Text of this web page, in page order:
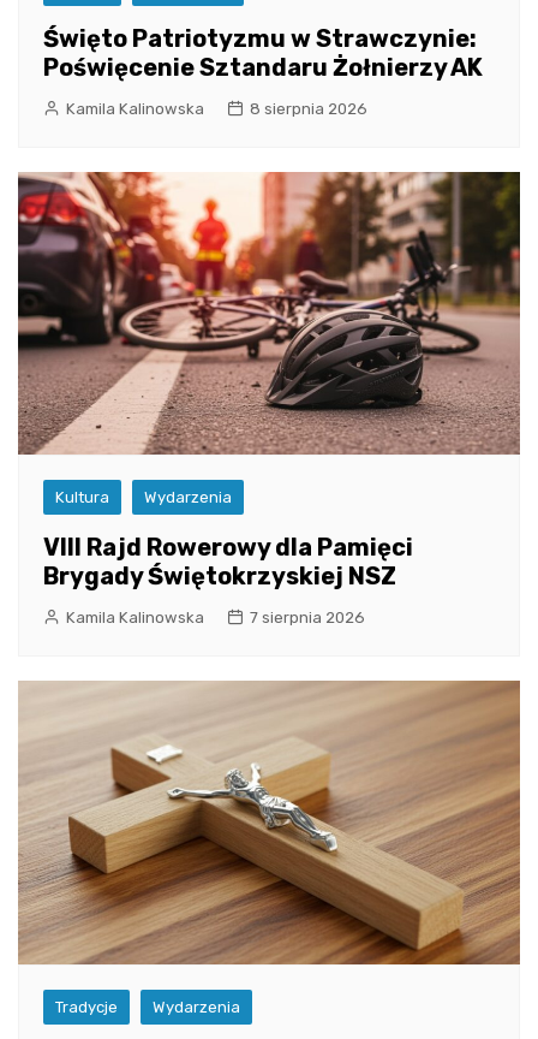
Święto Patriotyzmu w Strawczynie:
Poświęcenie Sztandaru Żołnierzy AK
Kamila Kalinowska 8 sierpnia 2026
Kultura Wydarzenia
VIII Rajd Rowerowy dla Pamięci
Brygady Świętokrzyskiej NSZ
Kamila Kalinowska 7 sierpnia 2026
Tradycje Wydarzenia